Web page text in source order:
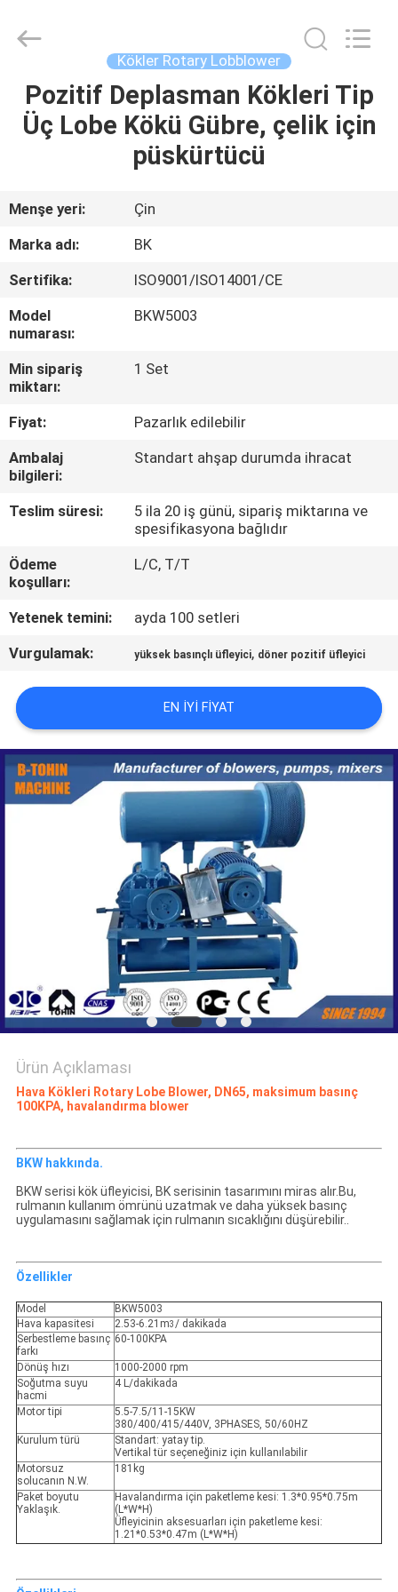
EV
VİDEOLAR
HAKKIMIZDA
TURU
KALITE
KONTROL
BIZIMLE
ILETIŞIME
GEÇIN
BIR
ISTEĞI
COMPANY
NEWS
(Jiangsu)
Rights
Reserved.
Kökler Rotary Lobblower
Pozitif Deplasman Kökleri Tip
Üç Lobe Kökü Gübre, çelik için
püskürtücü
Menşe yeri:
Çin
Marka adı:
BK
Sertifika:
ISO9001/ISO14001/CE
Model
numarası:
BKW5003
Min sipariş
miktarı:
1 Set
Fiyat:
Pazarlık edilebilir
Ambalaj
bilgileri:
Standart ahşap durumda ihracat
Teslim süresi:
5 ila 20 iş günü, sipariş miktarına ve
spesifikasyona bağlıdır
Ödeme
koşulları:
L/C, T/T
Yetenek temini:
ayda 100 setleri
Vurgulamak:
yüksek basınçlı üfleyici, döner pozitif üfleyici
EN IYI FIYAT
Ürün Açıklaması
Hava Kökleri Rotary Lobe Blower, DN65, maksimum basınç
100KPA, havalandırma blower
BKW hakkında.
BKW serisi kök üfleyicisi, BK serisinin tasarımını miras alır.Bu,
rulmanın kullanım ömrünü uzatmak ve daha yüksek basınç
uygulamasını sağlamak için rulmanın sıcaklığını düşürebilir..
Özellikler
Model
BKW5003
Hava kapasitesi
2.53-6.21m3/ dakikada
Serbestleme basınç
farkı
60-100KPA
Dönüş hızı
1000-2000 rpm
Soğutma suyu
hacmi
4 L/dakikada
Motor tipi
5.5-7.5/11-15KW
380/400/415/440V, 3PHASES, 50/60HZ
Kurulum türü
Standart: yatay tip.
Vertikal tür seçeneğiniz için kullanılabilir
Motorsuz
solucanın N.W.
181kg
Paket boyutu
Yaklaşık.
Havalandırma için paketleme kesi: 1.3*0.95*0.75m
(L*W*H)
Üfleyicinin aksesuarları için paketleme kesi:
1.21*0.53*0.47m (L*W*H)